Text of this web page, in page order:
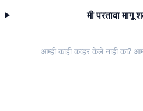
मी परतावा मागू
आम्ही काही कव्हर केले नाही का?